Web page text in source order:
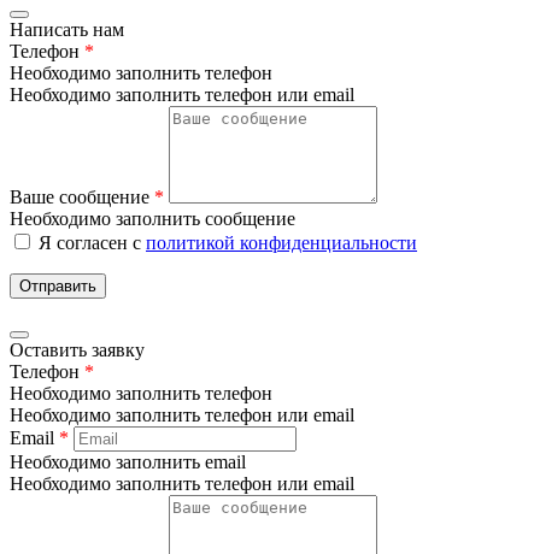
Написать нам
Телефон *
Необходимо заполнить телефон
Необходимо заполнить телефон или email
Ваше сообщение *
Необходимо заполнить сообщение
Я согласен с политикой конфиденциальности
Отправить
Оставить заявку
Телефон *
Необходимо заполнить телефон
Необходимо заполнить телефон или email
Email *
Необходимо заполнить email
Необходимо заполнить телефон или email